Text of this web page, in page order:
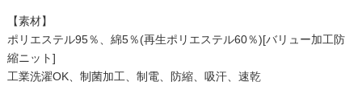
【素材】
ポリエステル95％、綿5％(再生ポリエステル60％)[バリュー加工防
縮ニット]
工業洗濯OK、制菌加工、制電、防縮、吸汗、速乾